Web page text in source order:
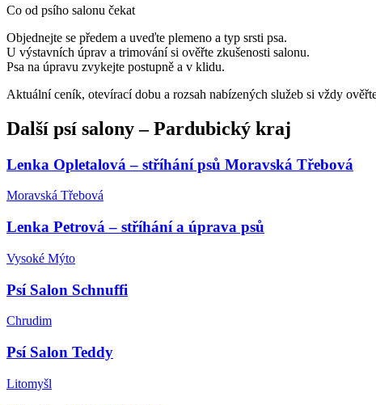
Co od psího salonu čekat
Objednejte se předem a uveďte plemeno a typ srsti psa.
U výstavních úprav a trimování si ověřte zkušenosti salonu.
Psa na úpravu zvykejte postupně a v klidu.
Aktuální ceník, otevírací dobu a rozsah nabízených služeb si vždy
Další psí salony–Pardubický kraj
Lenka Opletalová – stříhání psů Moravská Třebová
Moravská Třebová
Lenka Petrová – stříhání a úprava psů
Vysoké Mýto
Psí Salon Schnuffi
Chrudim
Psí Salon Teddy
Litomyšl